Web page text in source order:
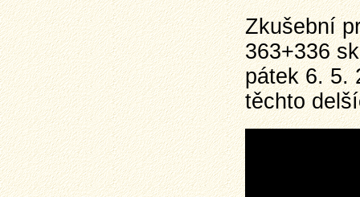
Zkušební
363+336
pátek 6. 5.
těchto